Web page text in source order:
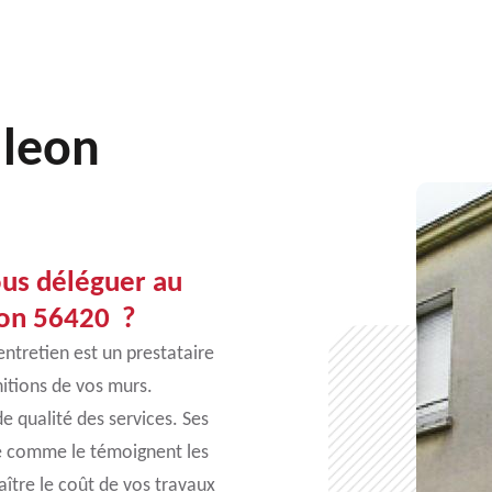
déléguer au
56420 ?
est un prestataire
de vos murs.
qualité des services. Ses
le témoignent les
le coût de vos travaux